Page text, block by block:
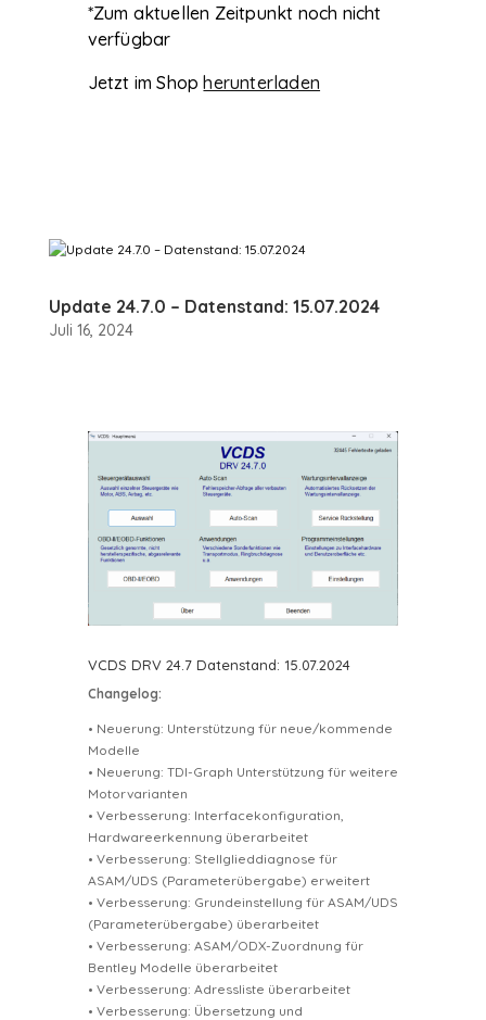
*Zum aktuellen Zeitpunkt noch nicht
verfügbar
Jetzt im Shopherunterladen
Update 24.7.0 – Datenstand: 15.07.2024
Juli 16, 2024
VCDS DRV 24.7 Datenstand: 15.07.2024
Changelog:
• Neuerung: Unterstützung für neue/kommende
Modelle
• Neuerung: TDI-Graph Unterstützung für weitere
Motorvarianten
• Verbesserung: Interfacekonfiguration,
Hardwareerkennung überarbeitet
• Verbesserung: Stellglieddiagnose für
ASAM/UDS (Parameterübergabe) erweitert
• Verbesserung: Grundeinstellung für ASAM/UDS
(Parameterübergabe) überarbeitet
• Verbesserung: ASAM/ODX-Zuordnung für
Bentley Modelle überarbeitet
• Verbesserung: Adressliste überarbeitet
• Verbesserung: Übersetzung und